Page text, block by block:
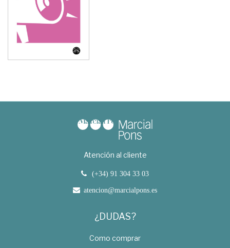
Atención al cliente
(+34) 91 304 33 03
atencion@marcialpons.es
¿DUDAS?
Como comprar